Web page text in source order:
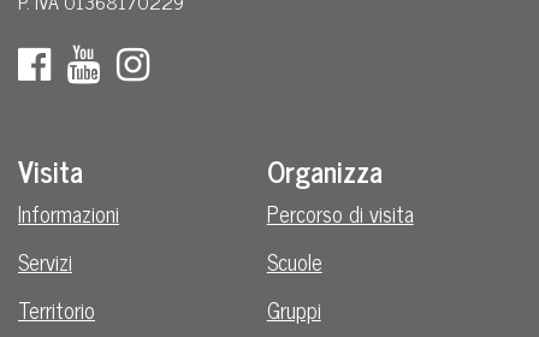
Visita
Informazioni
Servizi
Territorio
Organizza
Percorso di visita
Scuole
Gruppi